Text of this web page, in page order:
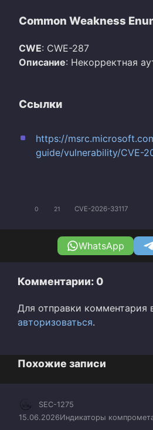
Common Weakness
CWE: CWE-287
Описание: Некорректная
Ссылки
https://
guide/vulnerability/CVE-
0 21 CVE-2026-33117
WhatsApp
Комментарии: 0
Для отправки комментария
авторизоваться.
Похожие записи
SEC-1275
15.06.2026Индикаторы